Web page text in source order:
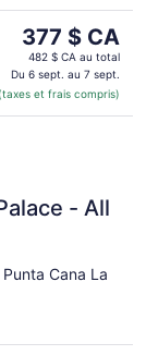
Le
prix
est
de 377 $ CA
par
377 $ CA
482 $ CA au total
Du 6 sept. au 7 sept.
(taxes et frais compris)
- All
Cana La